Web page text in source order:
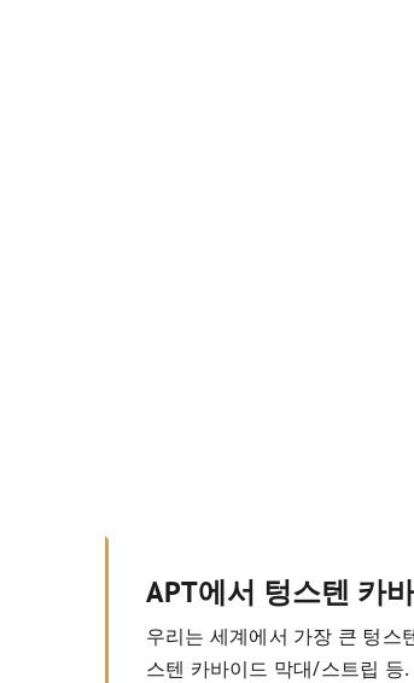
APT에서 텅스텐 카
우리는 세계에서 가장 큰 텅스
스텐 카바이드 막대/스트립 등.